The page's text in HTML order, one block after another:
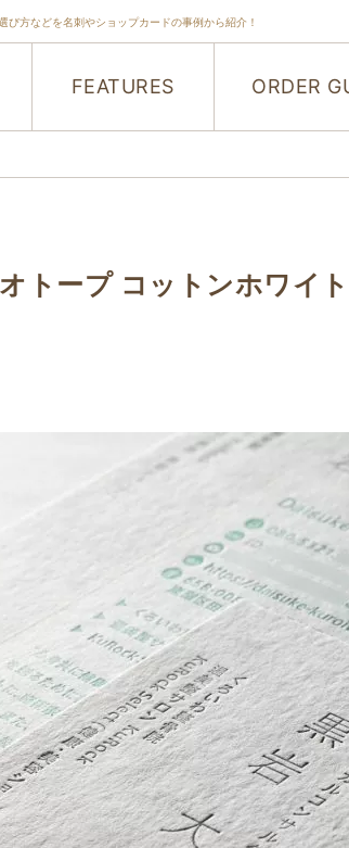
方などを名刺やショップカードの事例から紹介！
FEATURES ORDER
トープ コットンホワイト